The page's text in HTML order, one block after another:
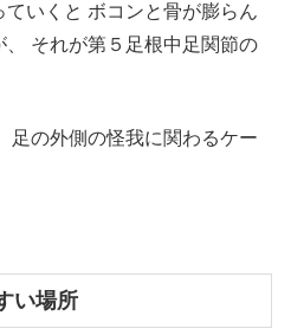
ていくと ボコンと骨が膨らん
それが第５足根中足関節の
足の外側の怪我に関わるケー
い場所